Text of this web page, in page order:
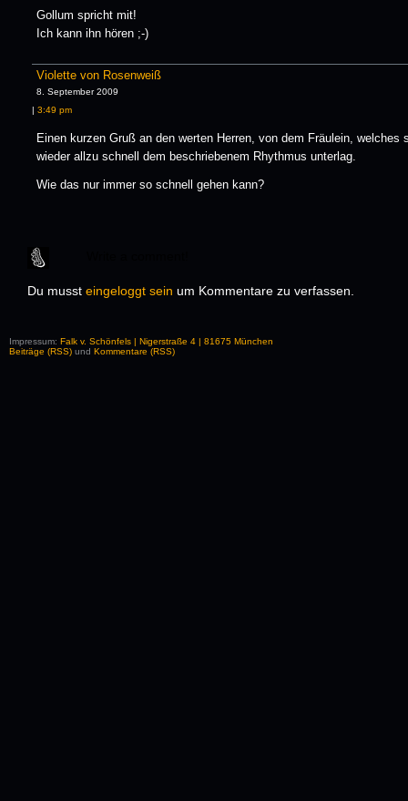
Gollum spricht mit!
Ich kann ihn hören ;-)
Violette von Rosenweiß
8. September 2009
| 3:49 pm
Einen kurzen Gruß an den werten Herren, von dem Fräulein, welches
wieder allzu schnell dem beschriebenem Rhythmus unterlag.
Wie das nur immer so schnell gehen kann?
Du musst eingeloggt sein um Kommentare zu verfassen.
Impressum: Falk v. Schönfels | Nigerstraße 4 | 81675 München
Beiträge (RSS) und Kommentare (RSS)